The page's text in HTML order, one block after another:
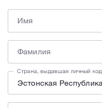
Имя
Фамилия
Страна, выдавшая личный код